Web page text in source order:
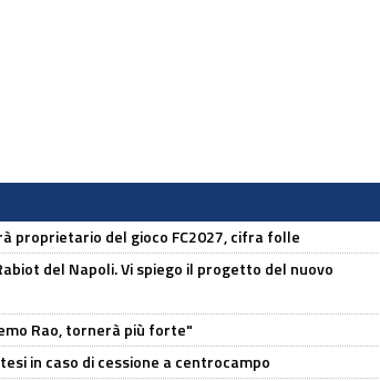
proprietario del gioco FC2027, cifra folle
del Napoli. Vi spiego il progetto del nuovo
Rao, tornerà più forte"
in caso di cessione a centrocampo